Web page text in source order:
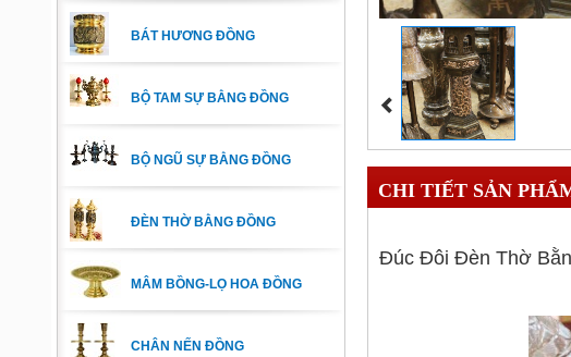
BÁT HƯƠNG ĐỒNG
BỘ TAM SỰ BẰNG ĐỒNG
BỘ NGŨ SỰ BẰNG ĐỒNG
ĐÈN THỜ BẰNG ĐỒNG
MÂM BỒNG-LỌ HOA ĐỒNG
CHÂN NẾN ĐỒNG
CHI TIẾT SẢN
Đúc Đôi Đèn Thờ